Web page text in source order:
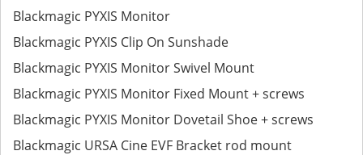
Blackmagic PYXIS Monitor
Blackmagic PYXIS Clip On Sunshade
Blackmagic PYXIS Monitor Swivel Mount
Blackmagic PYXIS Monitor Fixed Mount + screws
Blackmagic PYXIS Monitor Dovetail Shoe + screws
Blackmagic URSA Cine EVF Bracket rod mount